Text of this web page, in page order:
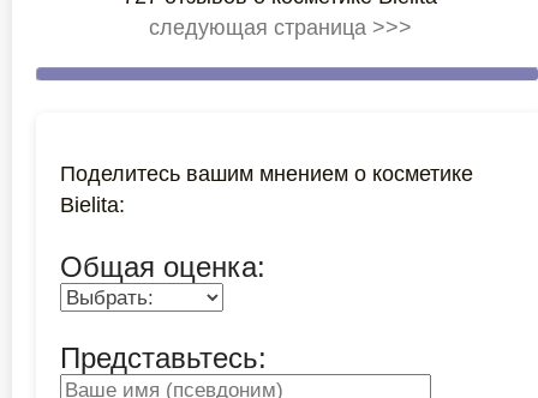
следующая страница >>>
Поделитесь вашим мнением о косметике
Bielita:
Общая оценка:
Представьтесь: